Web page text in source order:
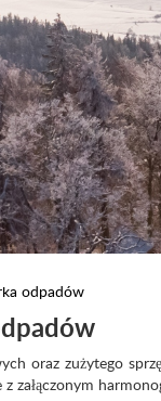
odpadów
oraz zużytego
załączonym